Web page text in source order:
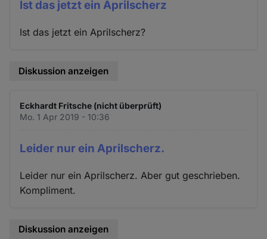
Ist das jetzt ein Aprilscherz
Ist das jetzt ein Aprilscherz?
Diskussion anzeigen
Eckhardt Fritsche (nicht überprüft)
Mo. 1 Apr 2019 - 10:36
Leider nur ein Aprilscherz.
Leider nur ein Aprilscherz. Aber gut geschrieben.
Kompliment.
Diskussion anzeigen